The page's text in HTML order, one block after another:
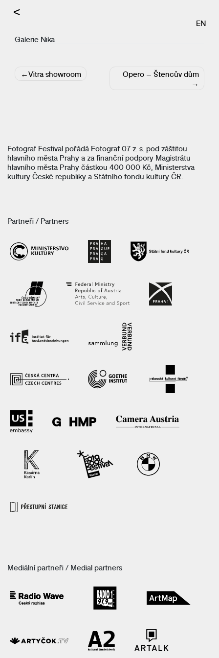
<
EN
Galerie Nika
Navigace
pro
Vitra showroom Opero – Štencův dům
Fotograf Festival pořádá Fotograf 07 z. s. pod záštitou
hlavního města Prahy a za finanční podpory Magistrátu
hlavního města Prahy částkou 400 000 Kč, Ministerstva
kultury České republiky a Státního fondu kultury ČR.
Partneři / Partners
Mediální partneři / Medial partners